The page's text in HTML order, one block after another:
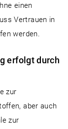
einen
Vertrauen in
werden.
erfolgt durch
zur
aber auch
zur